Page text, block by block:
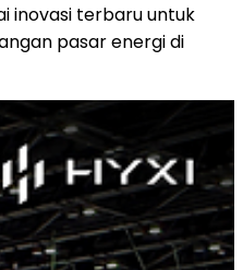
inovasi terbaru untuk
pasar energi di